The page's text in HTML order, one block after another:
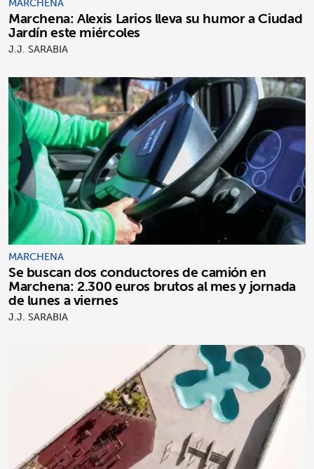
Marchena: Alexis Larios lleva su humor a Ciudad
Jardín este miércoles
J.J. SARABIA
MARCHENA
Se buscan dos conductores de camión en
Marchena: 2.300 euros brutos al mes y jornada
de lunes a viernes
J.J. SARABIA